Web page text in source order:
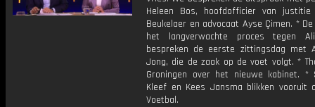
Heleen Bos, hoofdofficier van
Beukelaer en advocaat Ayse Çimen. *
het langverwachte proces tegen
bespreken de eerste zittingsdag met
Jong, die de zaak op de voet volgt. *
Groningen over het nieuwe kabinet. *
Kleef en Kees Jansma blikken vooruit
Voetbal.